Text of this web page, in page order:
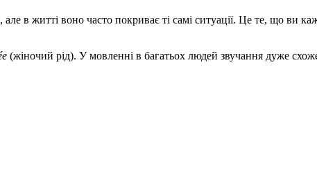
в житті воно часто покриває ті самі ситуації. Це те, що ви
(жіночий рід). У мовленні в багатьох людей звучання дуже